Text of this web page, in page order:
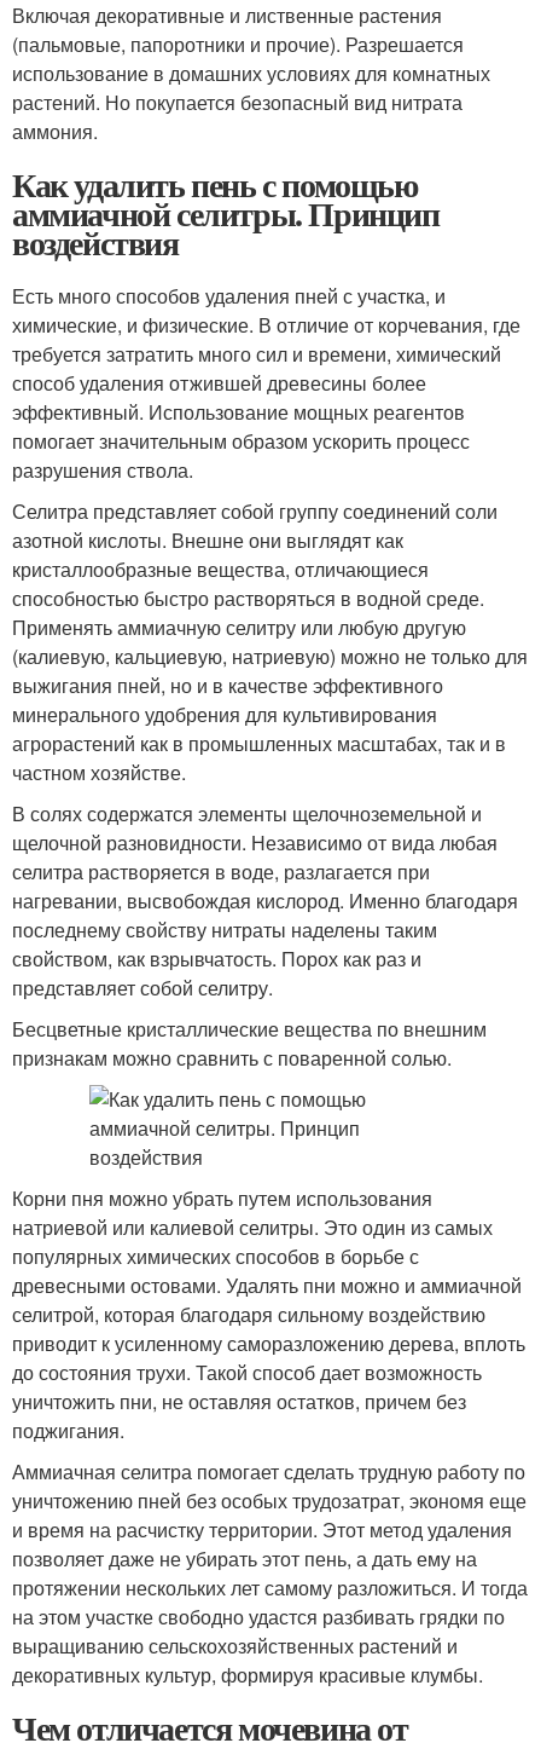
Включая декоративные и лиственные растения
(пальмовые, папоротники и прочие). Разрешается
использование в домашних условиях для комнатных
растений. Но покупается безопасный вид нитрата
аммония.
Как удалить пень с помощью
аммиачной селитры. Принцип
воздействия
Есть много способов удаления пней с участка, и
химические, и физические. В отличие от корчевания, где
требуется затратить много сил и времени, химический
способ удаления отжившей древесины более
эффективный. Использование мощных реагентов
помогает значительным образом ускорить процесс
разрушения ствола.
Селитра представляет собой группу соединений соли
азотной кислоты. Внешне они выглядят как
кристаллообразные вещества, отличающиеся
способностью быстро растворяться в водной среде.
Применять аммиачную селитру или любую другую
(калиевую, кальциевую, натриевую) можно не только для
выжигания пней, но и в качестве эффективного
минерального удобрения для культивирования
агрорастений как в промышленных масштабах, так и в
частном хозяйстве.
В солях содержатся элементы щелочноземельной и
щелочной разновидности. Независимо от вида любая
селитра растворяется в воде, разлагается при
нагревании, высвобождая кислород. Именно благодаря
последнему свойству нитраты наделены таким
свойством, как взрывчатость. Порох как раз и
представляет собой селитру.
Бесцветные кристаллические вещества по внешним
признакам можно сравнить с поваренной солью.
Корни пня можно убрать путем использования
натриевой или калиевой селитры. Это один из самых
популярных химических способов в борьбе с
древесными остовами. Удалять пни можно и аммиачной
селитрой, которая благодаря сильному воздействию
приводит к усиленному саморазложению дерева, вплоть
до состояния трухи. Такой способ дает возможность
уничтожить пни, не оставляя остатков, причем без
поджигания.
Аммиачная селитра помогает сделать трудную работу по
уничтожению пней без особых трудозатрат, экономя еще
и время на расчистку территории. Этот метод удаления
позволяет даже не убирать этот пень, а дать ему на
протяжении нескольких лет самому разложиться. И тогда
на этом участке свободно удастся разбивать грядки по
выращиванию сельскохозяйственных растений и
декоративных культур, формируя красивые клумбы.
Чем отличается мочевина от